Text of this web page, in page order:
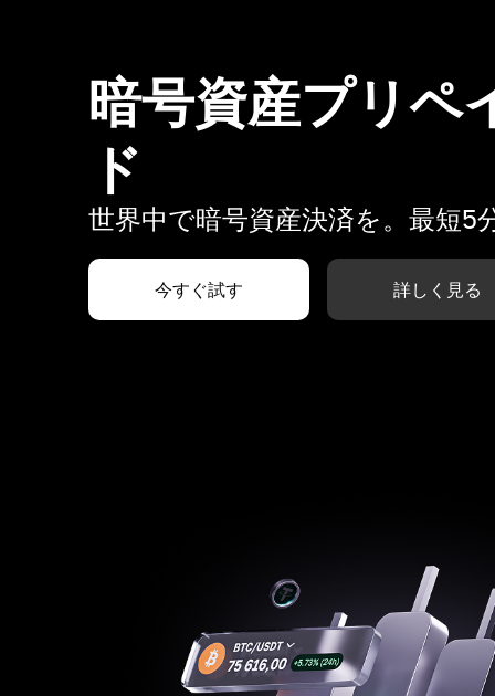
暗号資産プリペ
ド
世界中で暗号資産決済を。最短5
今すぐ試す 詳しく見る